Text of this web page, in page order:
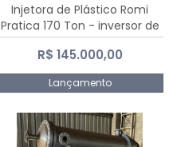
Injetora de Plástico Romi
Pratica 170 Ton - inversor de
frequência NR 12
R$ 145.000,00
Lançamento